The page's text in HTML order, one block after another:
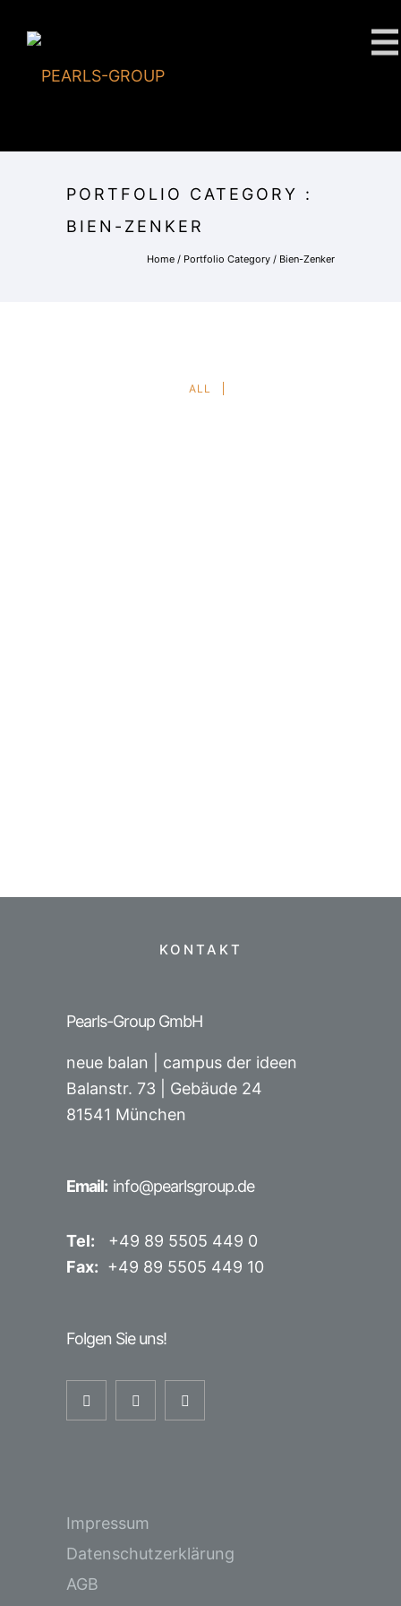
PORTFOLIO CATEGORY :
BIEN-ZENKER
Home / Portfolio Category / Bien-Zenker
ALL
KONTAKT
Pearls-Group GmbH
neue balan | campus der ideen
Balanstr. 73 | Gebäude 24
81541 München
Email: info@pearlsgroup.de
Tel: +49 89 5505 449 0
Fax: +49 89 5505 449 10
Folgen Sie uns!
Impressum
Datenschutzerklärung
AGB